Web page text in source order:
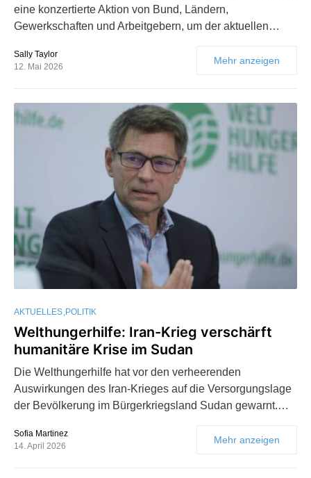
eine konzertierte Aktion von Bund, Ländern,
Gewerkschaften und Arbeitgebern, um der aktuellen…
Sally Taylor
12. Mai 2026
Mehr anzeigen
AKTUELLES POLITIK
Welthungerhilfe: Iran-Krieg verschärft
humanitäre Krise im Sudan
Die Welthungerhilfe hat vor den verheerenden
Auswirkungen des Iran-Krieges auf die Versorgungslage
der Bevölkerung im Bürgerkriegsland Sudan gewarnt.…
Sofia Martinez
14. April 2026
Mehr anzeigen